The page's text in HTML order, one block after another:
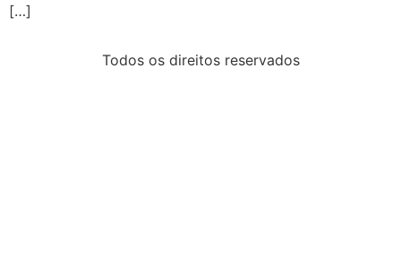
[…]
Todos os direitos reservados